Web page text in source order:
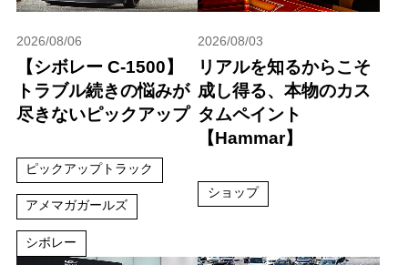
2026/08/06
【シボレー C-1500】
トラブル続きの悩みが
尽きないピックアップ
ピックアップトラック
アメマガガールズ
シボレー
2026/08/03
リアルを知るからこそ
成し得る、本物のカス
タムペイント
【Hammar】
ショップ